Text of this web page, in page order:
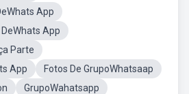
App
App
Parte
App
Fotos De GrupoWhatsaap
GrupoWahatsapp